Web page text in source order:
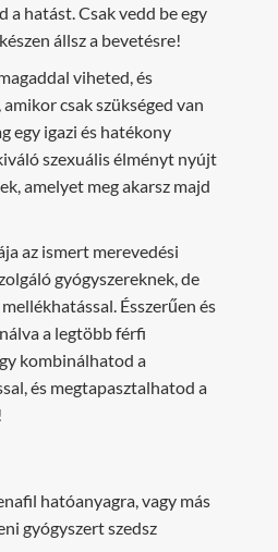
a hatást. Csak vedd be egy
állsz a bevetésre!
viheted, és
csak szükséged van
egy igazi és hatékony
szexuális élményt nyújt
amelyet meg akarsz majd
az ismert merevedési
gyógyszereknek, de
Ésszerűen és
a legtöbb férfi
kombinálhatod a
és megtapasztalhatod a
hatóanyagra, vagy más
gyógyszert szedsz